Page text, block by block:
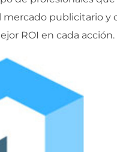
mercado publicitario y
ROI en cada acción.